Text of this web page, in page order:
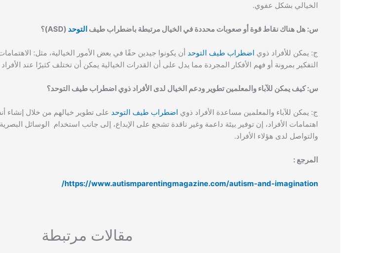
الخيالي بشكل عفوي.
س: هل هناك نقاط قوة أو صعوبات محددة في الخيال مرتبطة باضطراب طيف التوحد (ASD)؟
ج: يمكن للأفراد ذوي اضطراب طيف التوحد أن يكونوا جيدين حقًا في بعض الأمور الخيالية، مثل:
التفكير بمرونة أو فهم الأفكار المجردة مما يدل على أن القدرات الخيالية يمكن أن تختلف كثيرًا عند
س: كيف يمكن للآباء والمعلمين تطوير ودعم الخيال لدى الأفراد ذوي اضطراب طيف التوحد؟
ج: يمكن للآباء والمعلمين مساعدة الأفراد ذوي اضطراب طيف التوحد على تطوير خيالهم من خلال إنشاء
اهتمامات الأفراد، إن توفير بيئة داعمة وغير ناقدة تشجع على الإبداع، إلى جانب استخدام الوسائل
والتواصل لدى هؤلاء الأفراد.
المرجع :
https://www.autismparentingmagazine.com/autism-and-imagination/
مقالات مرتبطة